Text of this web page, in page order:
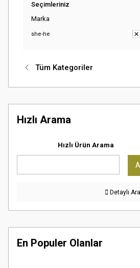
Seçimleriniz
Marka
she-he
Tüm Kategoriler
Hızlı Arama
Hızlı Ürün Arama
Detaylı
En Populer Olanlar